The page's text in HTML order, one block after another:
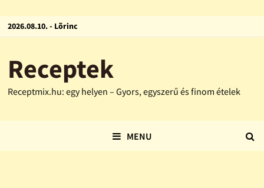
2026.08.10. - Lõrinc
Receptek
Receptmix.hu: egy helyen – Gyors, egyszerű és finom ételek
MENU